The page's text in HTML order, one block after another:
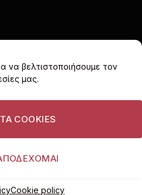
να βελτιστοποιήσουμε τον
μας.
COOKIES
Cookie policy
(Twitter)
POLICY (EU)
ΔΙΑΦΗΜΙΣΤΕΙΤΕ